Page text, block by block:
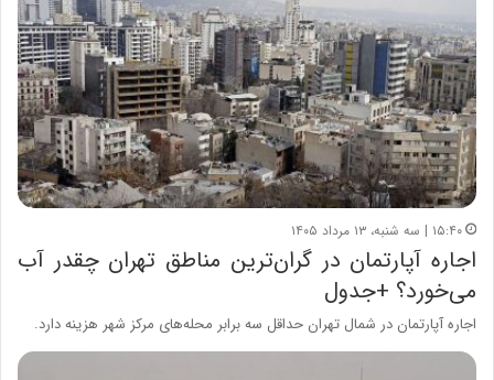
۱۵:۴۰ | سه شنبه، ۱۳ مرداد ۱۴۰۵
اجاره آپارتمان در گران‌ترین مناطق تهران چقدر آب
می‌خورد؟ +جدول
اجاره آپارتمان در شمال تهران حداقل سه برابر محله‌های مرکز شهر هزینه دارد.